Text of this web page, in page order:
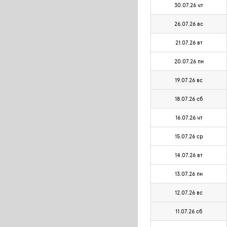
30.07.26 чт
26.07.26 вс
21.07.26 вт
20.07.26 пн
19.07.26 вс
18.07.26 сб
16.07.26 чт
15.07.26 ср
14.07.26 вт
13.07.26 пн
12.07.26 вс
11.07.26 сб